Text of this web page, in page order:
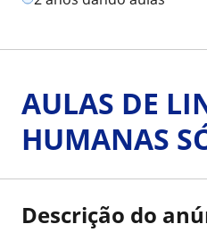
AULAS DE
HUMANAS
Descrição do